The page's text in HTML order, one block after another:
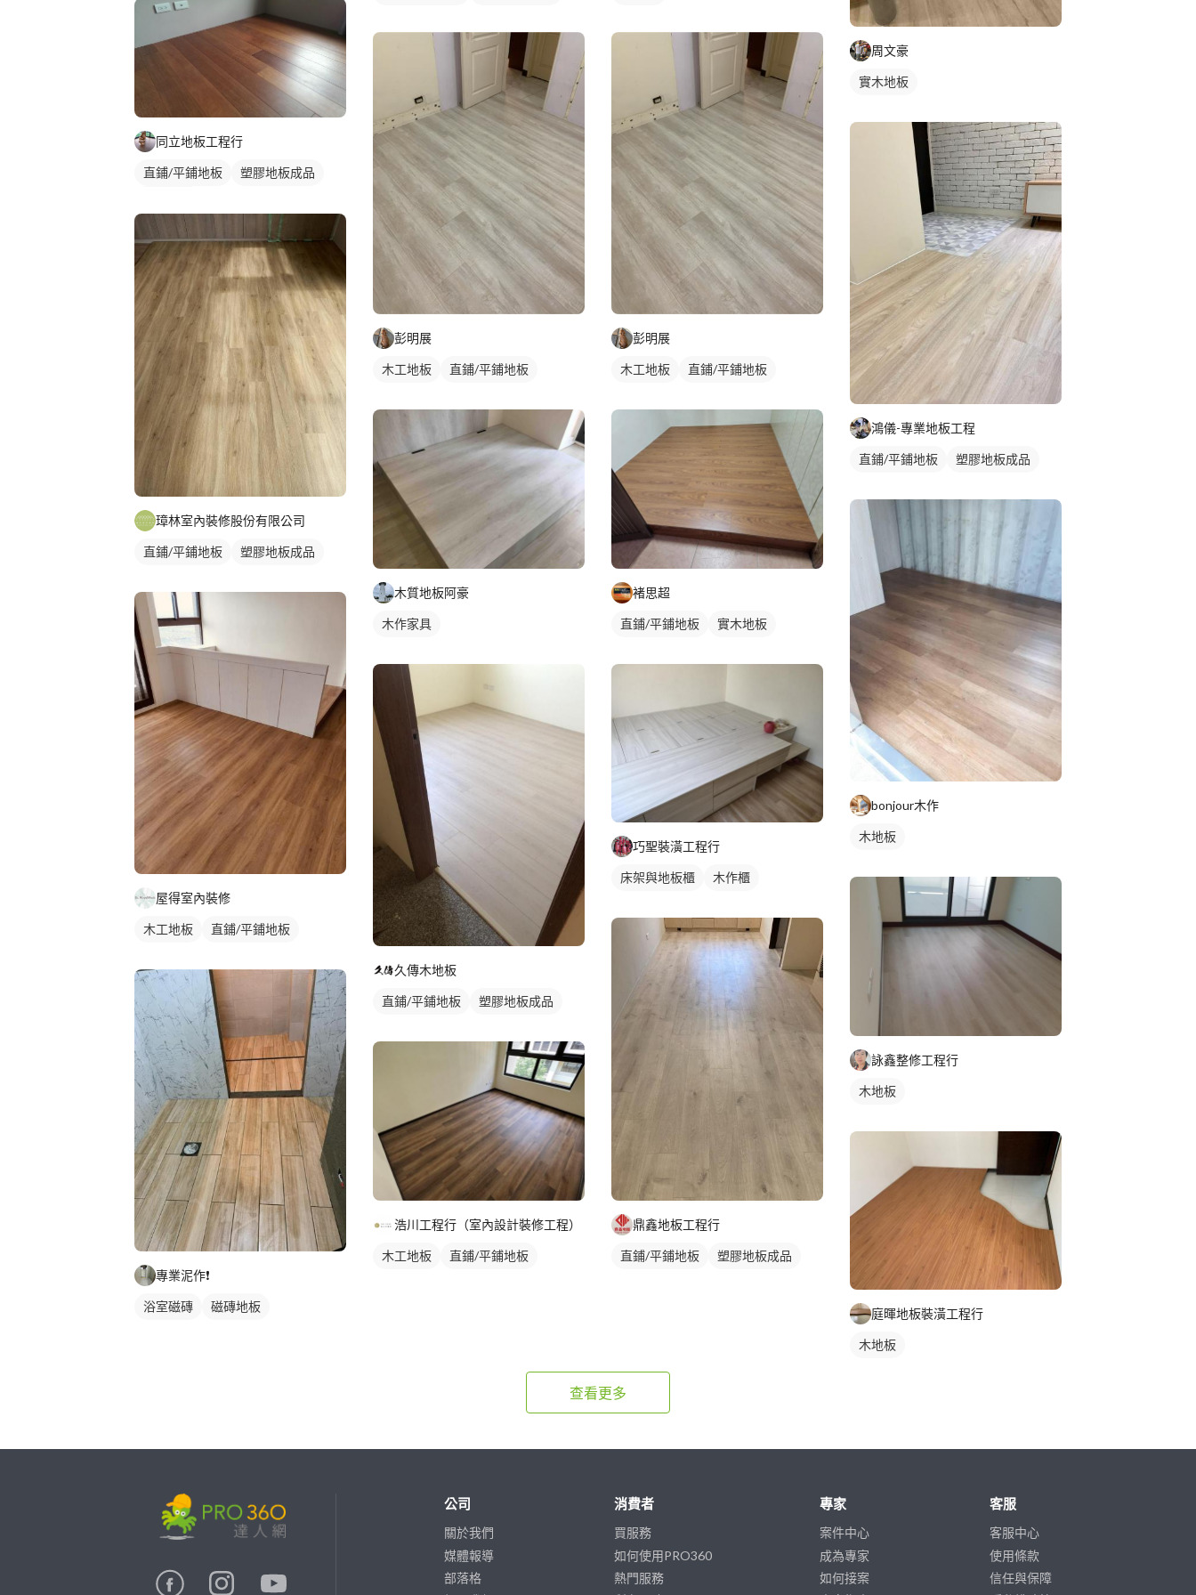
同立地板工程行
直鋪/平鋪地板
塑膠地板成品
璋林室內裝修股份有限公司
直鋪/平鋪地板 塑膠地板成品
屋得室內裝修
木工地板 直鋪/平鋪地板
專業泥作❗️
浴室磁磚 磁磚地板
彭明展
木工地板 直鋪/平鋪地板
木質地板阿豪
木作家具
久傳木地板
直鋪/平鋪地板 塑膠地板成品
浩川工程行（室內設計裝修工程）
木工地板 直鋪/平鋪地板
彭明展
木工地板 直鋪/平鋪地板
褚思超
直鋪/平鋪地板 實木地板
巧聖裝潢工程行
床架與地板櫃 木作櫃
鼎鑫地板工程行
直鋪/平鋪地板 塑膠地板成品
周文豪
實木地板
鴻儀-專業地板工程
直鋪/平鋪地板 塑膠地板成品
bonjour木作
木地板
詠鑫整修工程行
木地板
庭暉地板裝潢工程行
木地板
查看更多
公司
關於我們
媒體報導
部落格
消費者
買服務
如何使用PRO360
熱門服務
專家
案件中心
成為專家
如何接案
客服
客服中心
使用條款
信任與保障